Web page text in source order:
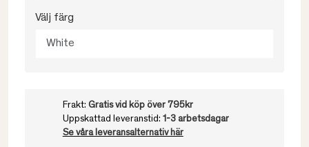
Välj färg
White
Frakt: Gratis vid köp över 795kr
Uppskattad leveranstid: 1-3 arbetsdagar
Se våra leveransalternativ här